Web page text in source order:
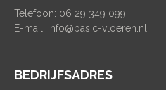
Telefoon: 06 29 349 099
E-mail: info@basic-vloeren.nl
BEDRIJFSADRES